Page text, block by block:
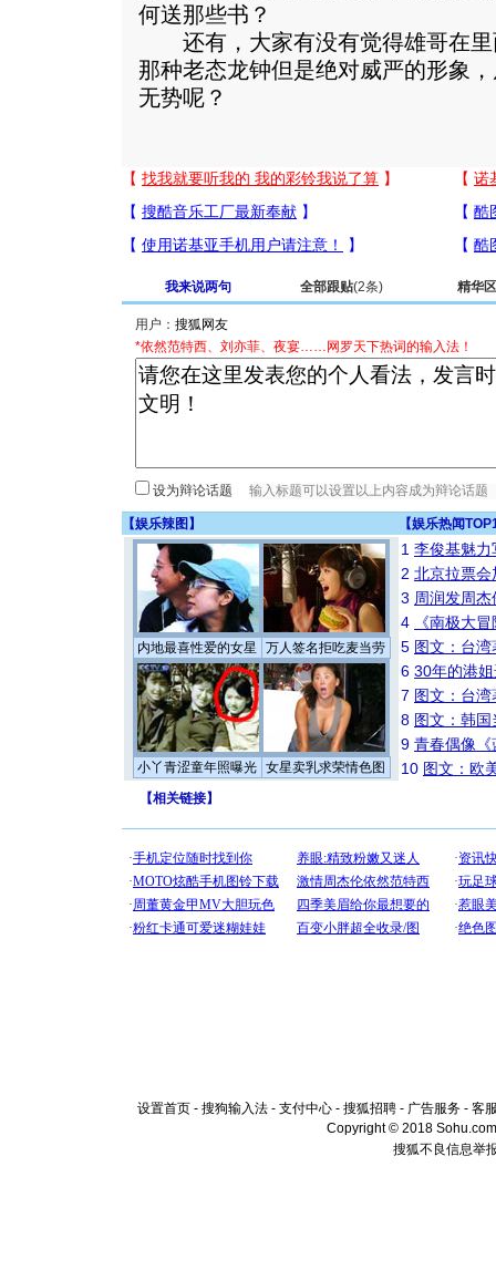
何送那些书？
还有，大家有没有觉得雄哥在里
那种老态龙钟但是绝对威严的形象
无势呢？
我来说两句 全部跟贴(2条) 精华区
用户：
*依然范特西、刘亦菲、夜宴……网罗天下热词的输入法！
设为辩论话题
【娱乐辣图 】 【娱乐热闻
内地最喜性爱的女星 万人签名拒吃麦当劳
小丫青涩童年照曝光 女星卖乳求荣情色图
1 李俊基魅力
2 北京拉票
3 周润发周
4
《南极大
5 图文：台
6 30年的港
7 图文：台
8 图文：韩
9 青春偶像《
10 图文：欧
【相关链接】
设置首页 - 搜狗输入法 - 支付中心 - 搜狐招聘 - 广告服务 - 客
Copyright © 2018
搜狐不良信息举